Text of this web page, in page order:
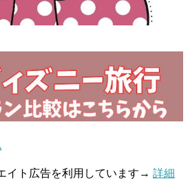
イト広告を利用しています→ 詳細